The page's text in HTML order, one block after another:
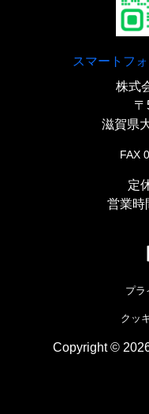
スマートフ
株式
滋賀県
FAX
定
営業時
プラ
クッ
Copyright ©